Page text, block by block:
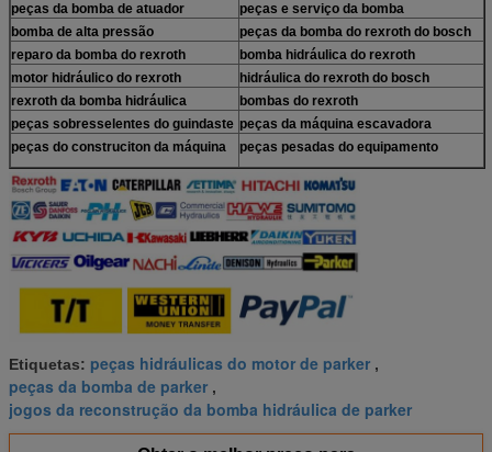
peças da bomba de atuador
peças e serviço da bomba
bomba de alta pressão
peças da bomba do rexroth do bosch
reparo da bomba do rexroth
bomba hidráulica do rexroth
motor hidráulico do rexroth
hidráulica do rexroth do bosch
rexroth da bomba hidráulica
bombas do rexroth
peças sobresselentes do guindaste peças da máquina escavadora
peças do construciton da máquina
peças pesadas do equipamento
Etiquetas: peças hidráulicas do motor de parker ,
peças da bomba de parker ,
jogos da reconstrução da bomba hidráulica de parker